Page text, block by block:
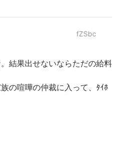
fZSbc
結果出せないならただの給料
の喧嘩の仲裁に入って、ﾀｲﾎ